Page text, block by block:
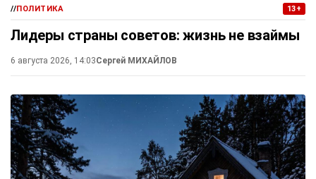
//ПОЛИТИКА 13+
Лидеры страны советов: жизнь не взаймы
6 августа 2026, 14:03Сергей МИХАЙЛОВ